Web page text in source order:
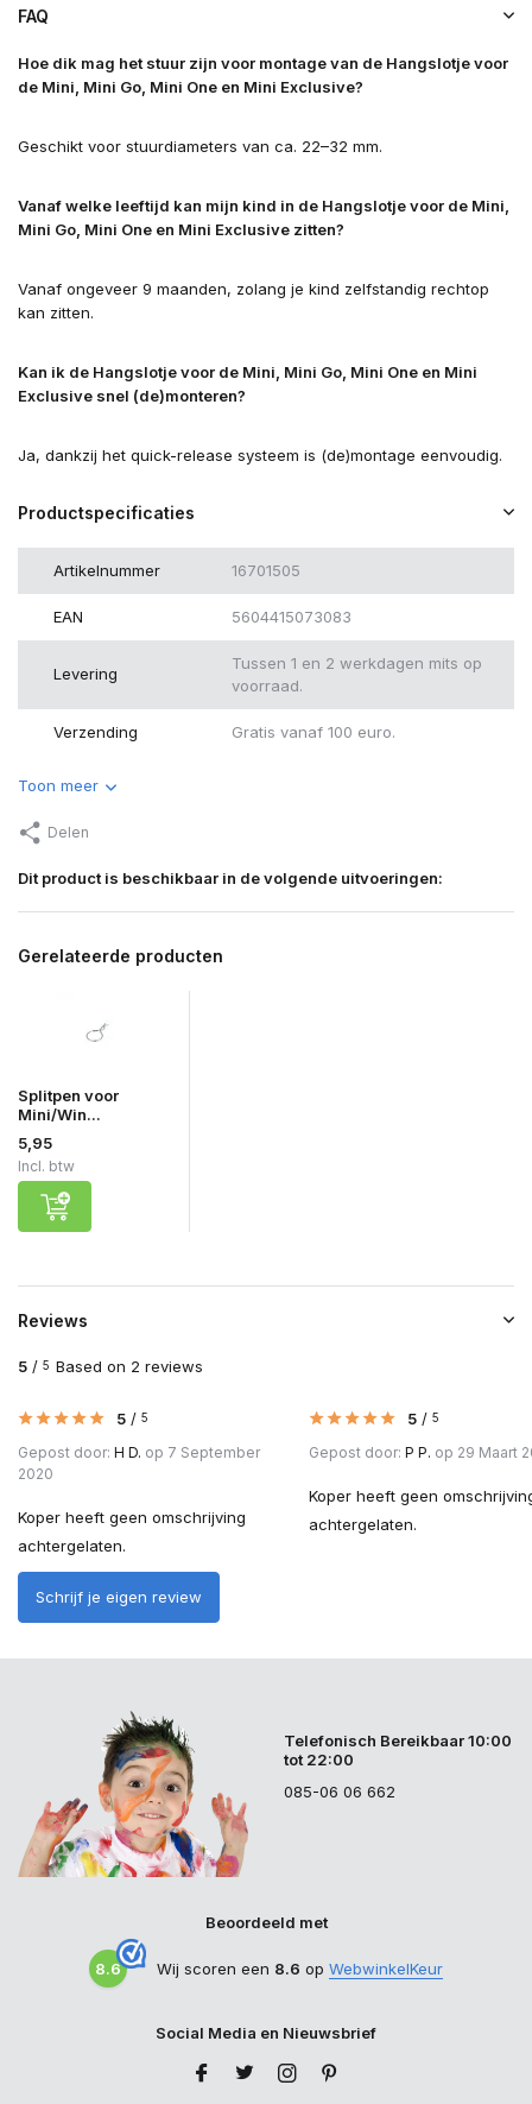
FAQ
Hoe dik mag het stuur zijn voor montage van de Hangslotje voor
de Mini, Mini Go, Mini One en Mini Exclusive?
Geschikt voor stuurdiameters van ca. 22–32 mm.
Vanaf welke leeftijd kan mijn kind in de Hangslotje voor de Mini,
Mini Go, Mini One en Mini Exclusive zitten?
Vanaf ongeveer 9 maanden, zolang je kind zelfstandig rechtop
kan zitten.
Kan ik de Hangslotje voor de Mini, Mini Go, Mini One en Mini
Exclusive snel (de)monteren?
Ja, dankzij het quick-release systeem is (de)montage eenvoudig.
Productspecificaties
Artikelnummer 16701505
EAN 5604415073083
Levering
Tussen 1 en 2 werkdagen mits op
voorraad.
Verzending Gratis vanaf 100 euro.
Toon meer
Delen
Dit product is beschikbaar in de volgende uitvoeringen:
Gerelateerde producten
Splitpen voor
Mini/Win...
5,95
Incl. btw
Reviews
5 / 5 Based on 2 reviews
5 / 5
Gepost door: H D. op 7 September
2020
Koper heeft geen omschrijving
achtergelaten.
5 / 5
Gepost door: P P. op 29 Maart
Koper heeft geen
achtergelaten.
Schrijf je eigen review
Telefonisch Bereikbaar 10:00
tot 22:00
085-06 06 662
Beoordeeld met
8.6 Wij scoren een 8.6 op WebwinkelKeur
Social Media en Nieuwsbrief